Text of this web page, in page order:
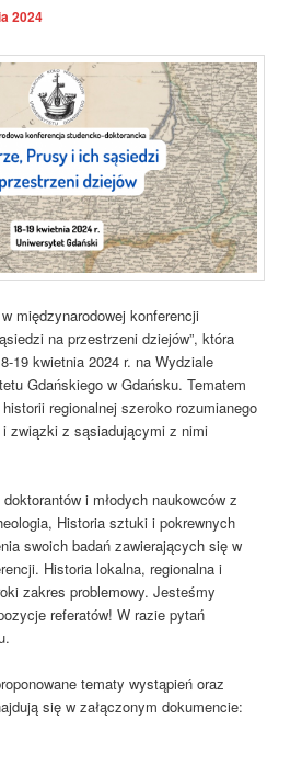
2024
międzynarodowej konferencji
na przestrzeni dziejów”, która
19 kwietnia 2024 r. na Wydziale
Gdańskiego w Gdańsku. Tematem
regionalnej szeroko rozumianego
związki z sąsiadującymi z nimi
i młodych naukowców z
Historia sztuki i pokrewnych
swoich badań zawierających się w
Historia lokalna, regionalna i
zakres problemowy. Jesteśmy
referatów! W razie pytań
tematy wystąpień oraz
się w załączonym dokumencie: